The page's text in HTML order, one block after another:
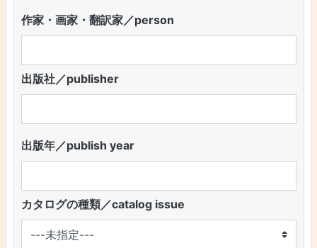
作家・画家・翻訳家／person
出版社／publisher
出版年／publish year
カタログの種類／catalog issue